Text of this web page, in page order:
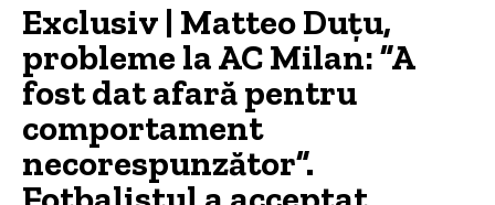
Exclusiv | Matteo Duțu,
probleme la AC Milan: ”A
fost dat afară pentru
comportament
necorespunzător”.